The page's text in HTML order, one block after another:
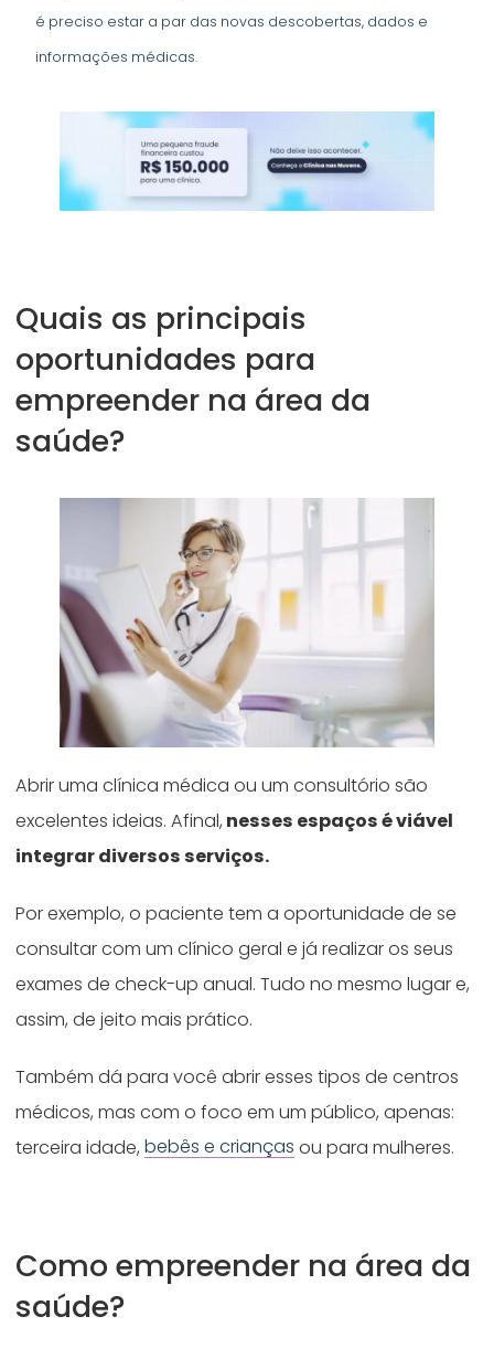
é preciso estar a par das novas descobertas, dados e
informações médicas.
Quais as principais
oportunidades para
empreender na área da
saúde?
Abrir uma clínica médica ou um consultório são
excelentes ideias. Afinal,nesses espaços é viável
integrar diversos serviços.
Por exemplo, o paciente tem a oportunidade de se
consultar com um clínico geral e já realizar os seus
exames de check-up anual. Tudo no mesmo lugar e,
assim, de jeito mais prático.
Também dá para você abrir esses tipos de centros
médicos, mas com o foco em um público, apenas:
terceira idade,bebês e crianças ou para mulheres.
Como empreender na área da
saúde?